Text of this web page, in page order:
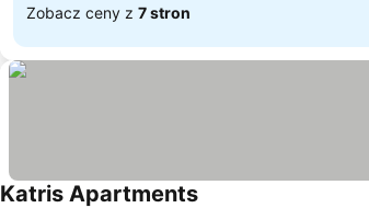
Zobacz ceny z 7 stron
Katris Apartments